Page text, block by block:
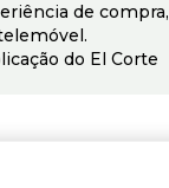
de compra,
do El Corte